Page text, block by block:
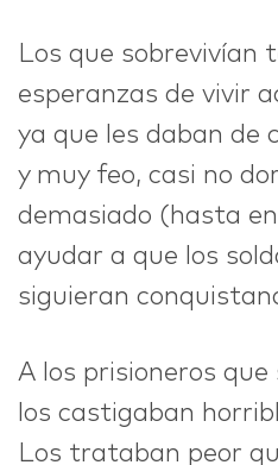
Los que sobrevivían
esperanzas de vivir
ya que les daban de
y muy feo, casi no
demasiado (hasta
ayudar a que los
siguieran
A los prisioneros que
los castigaban
Los trataban peor